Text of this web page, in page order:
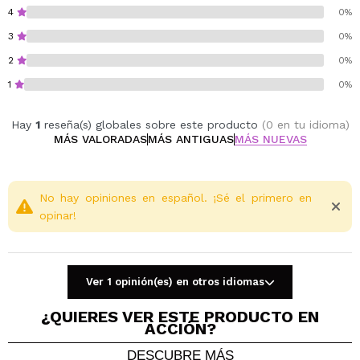
4 0%
3 0%
2 0%
1 0%
Hay 1reseña(s) globales sobre este producto (0 en tu idioma)
MÁS VALORADASMÁS ANTIGUASMÁS NUEVAS
No hay opiniones en español. ¡Sé el primero en
opinar!
Ver 1 opinión(es) en otros idiomas
¿QUIERES VER ESTE PRODUCTO EN
ACCIÓN?
DESCUBRE MÁS